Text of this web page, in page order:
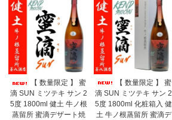
【 数量限定 】 蜜
滴 SUN ミツテキ サン 2
5度 1800ml 健土 牛ノ根
蒸留所 蜜滴デザート焼
【 数量限定 】 蜜
滴 SUN ミツテキ サン 2
5度 1800ml 化粧箱入 健
土 牛ノ根蒸留所 蜜滴デ